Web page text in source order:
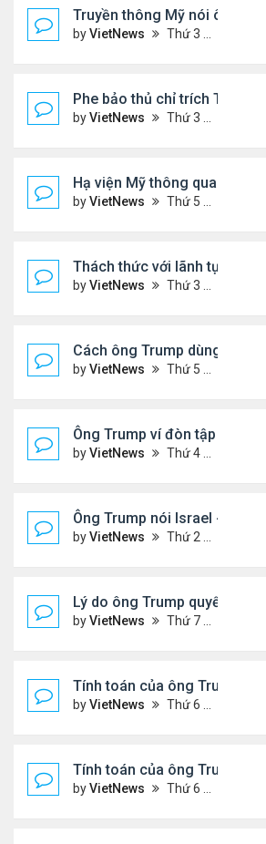
Truyền thông Mỹ nói ông
byVietNews Thứ 3 Tháng 7 08, 2025 5:14 pm
Phe bảo thủ chỉ trích Tổng
byVietNews Thứ 3 Tháng 7 08, 2025 8:27 am
Hạ viện Mỹ thông qua 'dự
byVietNews Thứ 5 Tháng 7 03, 2025 4:26 pm
Thách thức với lãnh tụ tối
byVietNews Thứ 3 Tháng 7 01, 2025 8:46 am
Cách ông Trump dùng
byVietNews Thứ 5 Tháng 6 26, 2025 4:33 pm
Ông Trump ví đòn tập kích
byVietNews Thứ 4 Tháng 6 25, 2025 5:43 pm
Ông Trump nói Israel - Iran
byVietNews Thứ 2 Tháng 6 23, 2025 5:45 pm
Lý do ông Trump quyết định
byVietNews Thứ 7 Tháng 6 21, 2025 11:14 pm
Tính toán của ông Trump
byVietNews Thứ 6 Tháng 6 20, 2025 2:44 pm
Tính toán của ông Trump
byVietNews Thứ 6 Tháng 6 20, 2025 2:43 pm